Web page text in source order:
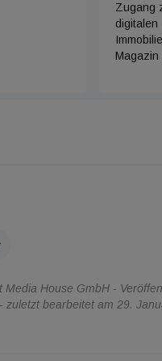
Zugang
digitalen
Magazin
Media House GmbH -
zuletzt bearbeitet am 29.